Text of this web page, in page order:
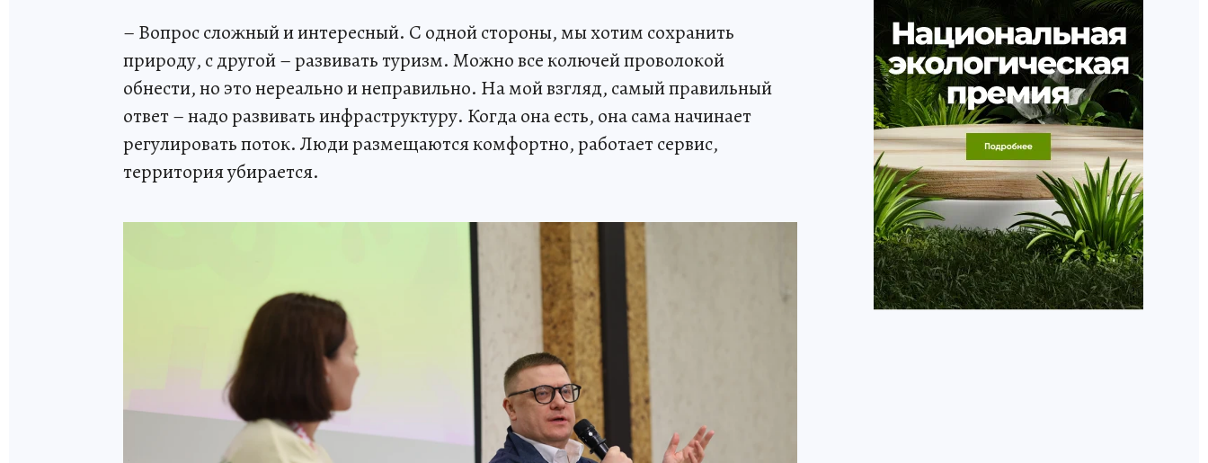
– Вопрос сложный и интересный. С одной стороны, мы хотим сохранить
природу, с другой – развивать туризм. Можно все колючей проволокой
обнести, но это нереально и неправильно. На мой взгляд, самый правильный
ответ – надо развивать инфраструктуру. Когда она есть, она сама начинает
регулировать поток. Люди размещаются комфортно, работает сервис,
территория убирается.